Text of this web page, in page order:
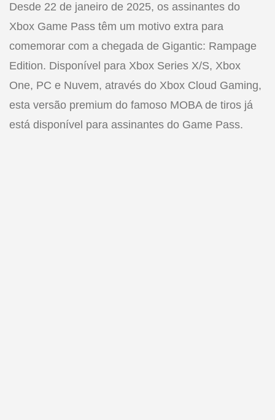
Desde 22 de janeiro de 2025, os assinantes do
Xbox Game Pass têm um motivo extra para
comemorar com a chegada de Gigantic: Rampage
Edition. Disponível para Xbox Series X/S, Xbox
One, PC e Nuvem, através do Xbox Cloud Gaming,
esta versão premium do famoso MOBA de tiros já
está disponível para assinantes do Game Pass.